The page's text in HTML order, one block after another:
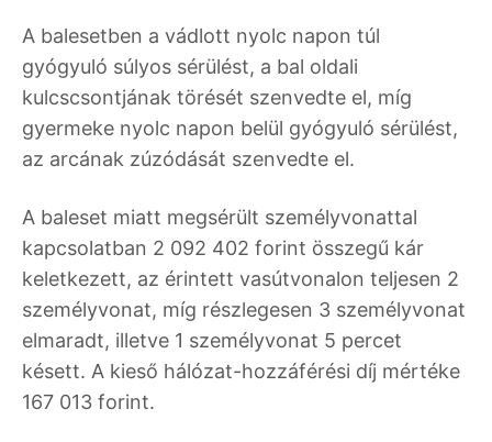
A balesetben a vádlott nyolc napon túl
gyógyuló súlyos sérülést, a bal oldali
kulcscsontjának törését szenvedte el, míg
gyermeke nyolc napon belül gyógyuló sérülést,
az arcának zúzódását szenvedte el.
A baleset miatt megsérült személyvonattal
kapcsolatban 2 092 402 forint összegű kár
keletkezett, az érintett vasútvonalon teljesen 2
személyvonat, míg részlegesen 3 személyvonat
elmaradt, illetve 1 személyvonat 5 percet
késett. A kieső hálózat-hozzáférési díj mértéke
167 013 forint.